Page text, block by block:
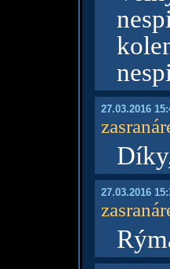
27.03.2016
27.03.2016